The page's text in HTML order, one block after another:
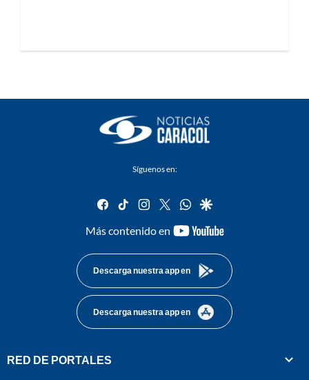
Síguenos en:
facebook
tiktok instagram
twitterwhatsapp
google
Más contenido en
youtube-
Descarga nuestra app en
Descarga nuestra app en
RED DE PORTALES